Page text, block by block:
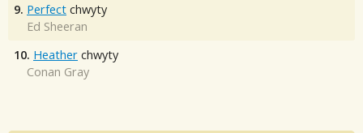
9. Perfect chwyty
Ed Sheeran
10. Heather chwyty
Conan Gray